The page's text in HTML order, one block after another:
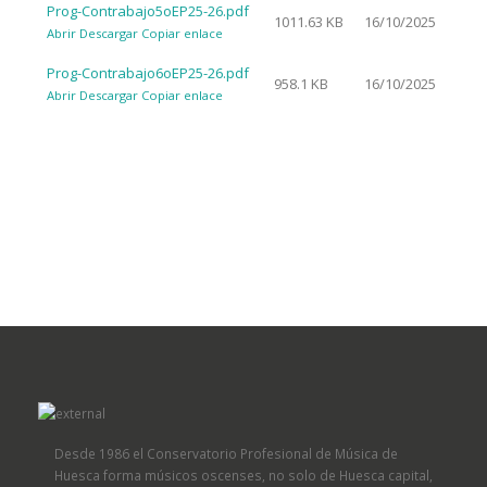
Prog-Contrabajo5oEP25-26.pdf
Abrir Descargar Copiar enlace
1011.63 KB 16/10/2025
Prog-Contrabajo6oEP25-26.pdf
Abrir Descargar Copiar enlace
958.1 KB 16/10/2025
Desde 1986 el Conservatorio Profesional de Música de
Huesca forma músicos oscenses, no solo de Huesca capital,